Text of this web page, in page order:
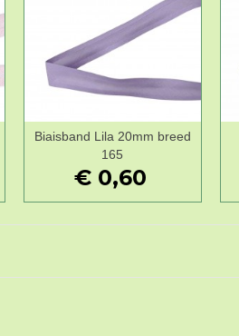
Wenslijst
Biaisband Lila 20mm breed
165
€ 0,60